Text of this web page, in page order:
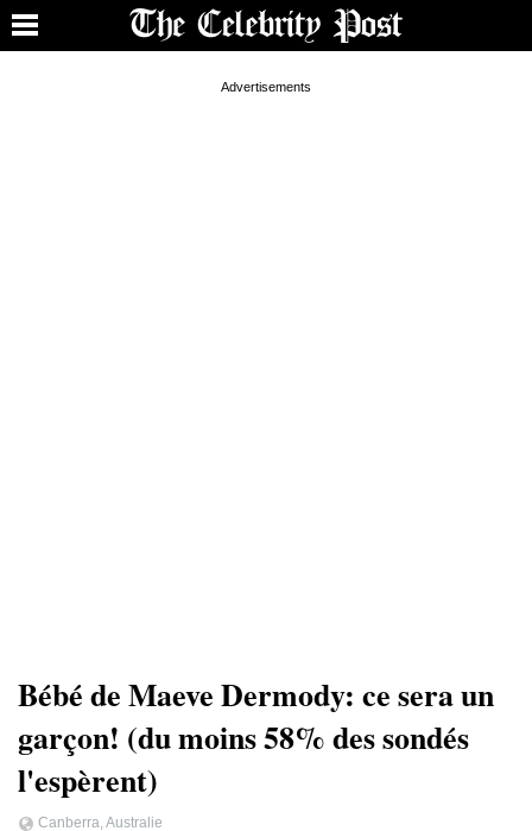
Bébé de Maeve Dermody: ce sera un
garçon! (du moins 58% des sondés
l'espèrent)
Canberra, Australie